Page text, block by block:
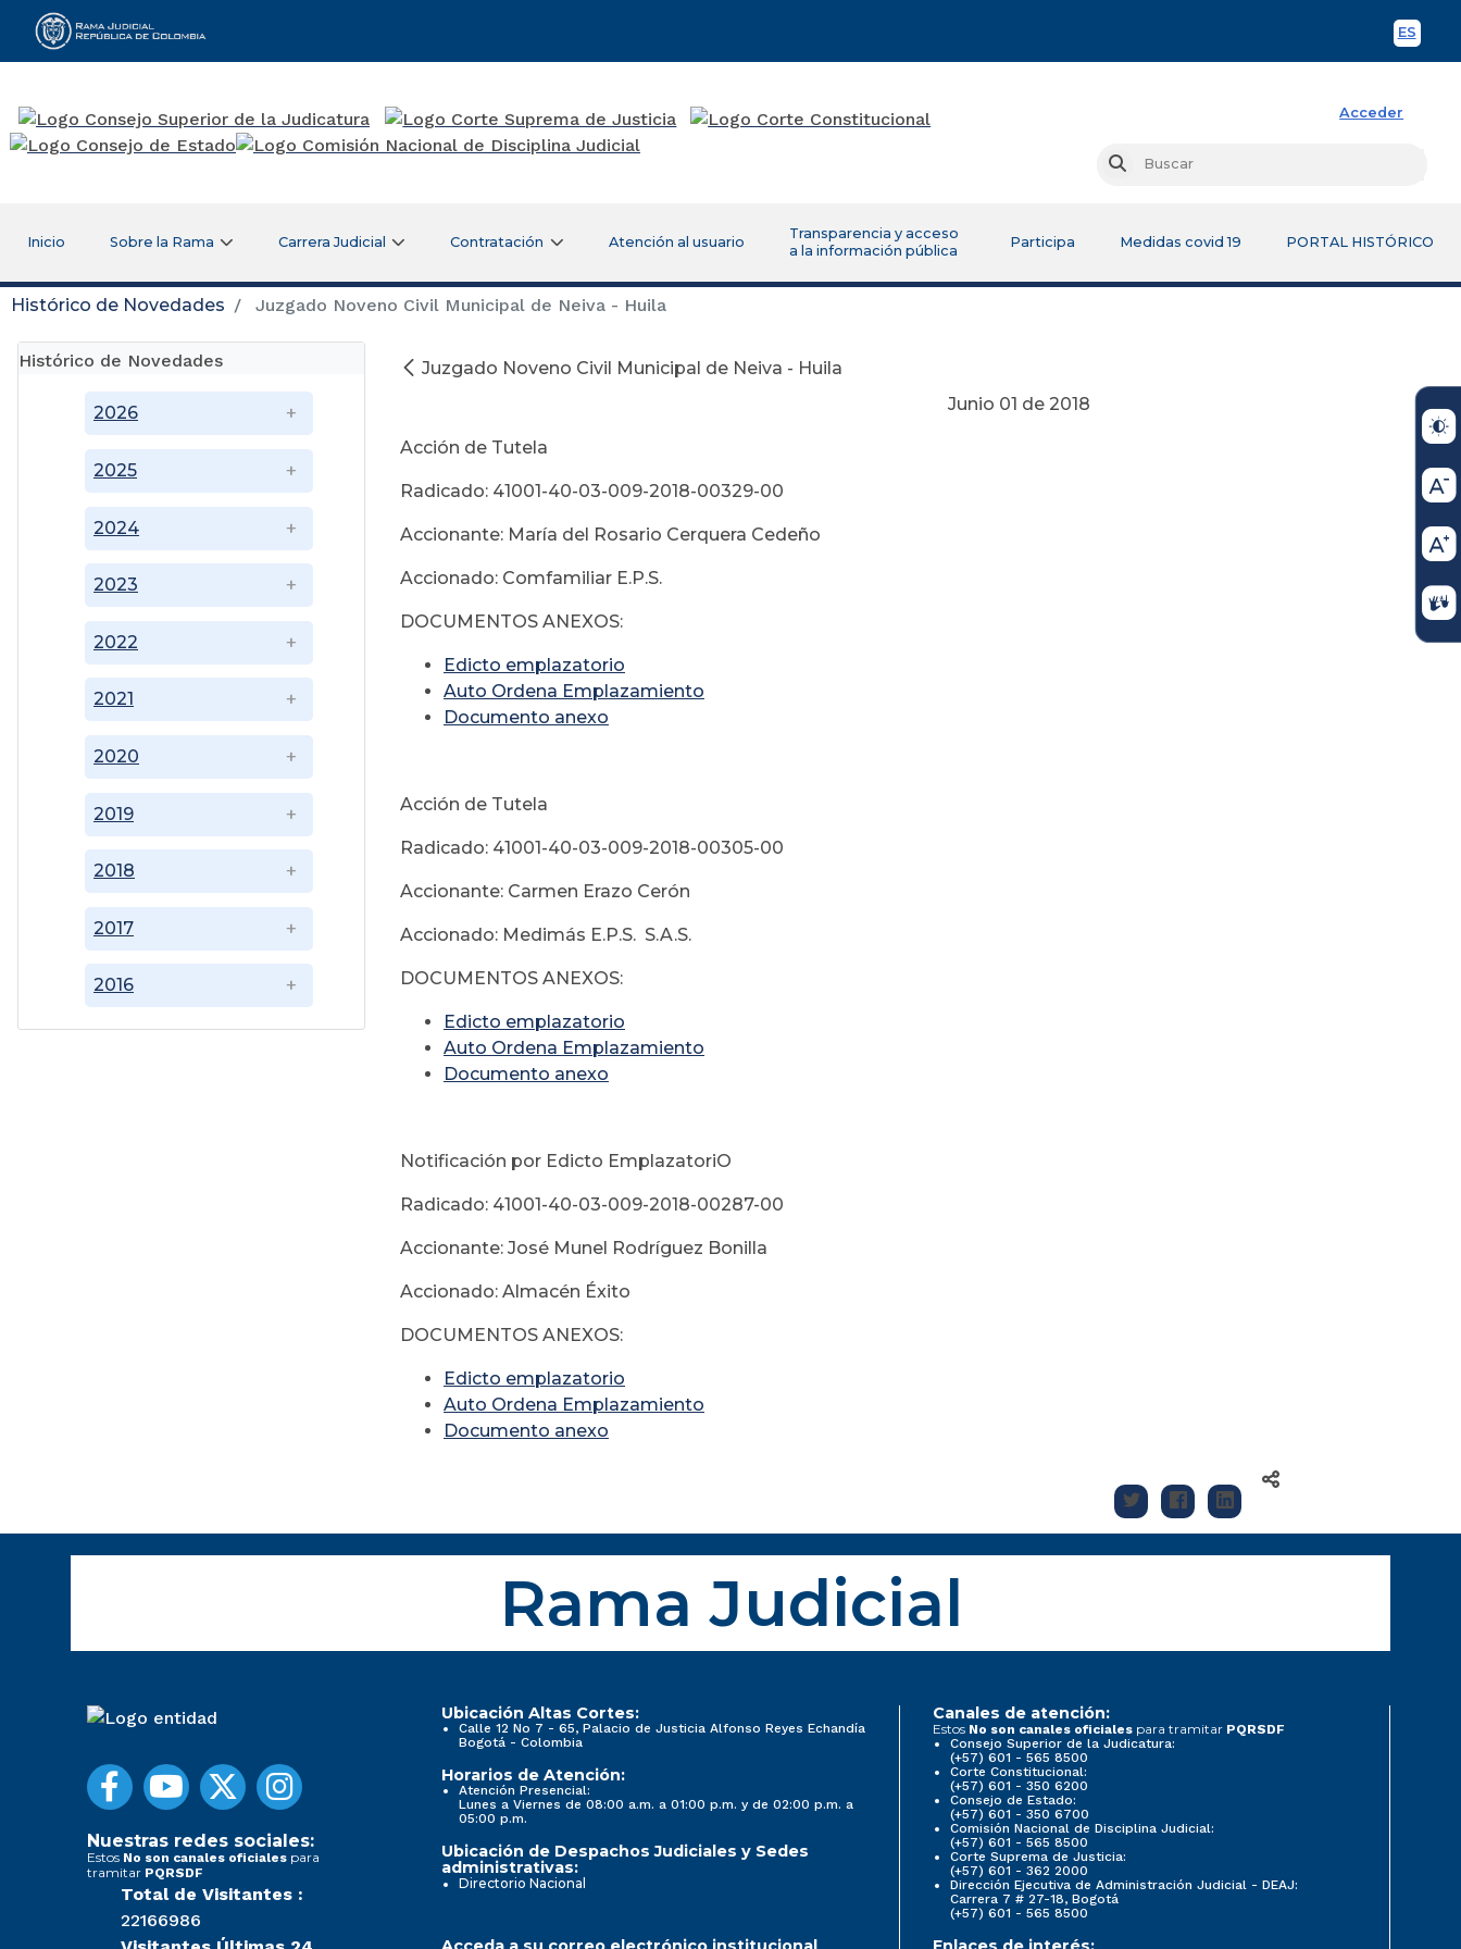
ES
Rama Judicial
Acceder
Buscar
Inicio Sobre la Rama Carrera Judicial Contratación Atención al usuario
Transparencia y acceso
a la información pública
Participa Medidas covid 19 PORTAL HISTÓRICO
Histórico de Novedades Juzgado Noveno Civil Municipal de Neiva - Huila
Histórico de Novedades
2016
2017
2018
2019
2020
2021
2022
2023
2024
2025
2026
Juzgado Noveno Civil Municipal de Neiva - Huila
Junio 01 de 2018
Acción de Tutela
Radicado: 41001-40-03-009-2018-00329-00
Accionante: María del Rosario Cerquera Cedeño
Accionado: Comfamiliar E.P.S.
DOCUMENTOS ANEXOS:
Edicto emplazatorio
Auto Ordena Emplazamiento
Documento anexo
Acción de Tutela
Radicado: 41001-40-03-009-2018-00305-00
Accionante: Carmen Erazo Cerón
Accionado: Medimás E.P.S. S.A.S.
DOCUMENTOS ANEXOS:
Edicto emplazatorio
Auto Ordena Emplazamiento
Documento anexo
Notificación por Edicto EmplazatoriO
Radicado: 41001-40-03-009-2018-00287-00
Accionante: José Munel Rodríguez Bonilla
Accionado: Almacén Éxito
DOCUMENTOS ANEXOS:
Edicto emplazatorio
Auto Ordena Emplazamiento
Documento anexo
Rama Judicial
Nuestras redes sociales:
Estos No son canales oficiales para
tramitar PQRSDF
Total de Visitantes :
22166986
Ubicación Altas Cortes:
Calle 12 No 7 - 65, Palacio de Justicia Alfonso Reyes Echandía
Bogotá - Colombia
Horarios de Atención:
Atención Presencial:
Lunes a Viernes de 08:00 a.m. a 01:00 p.m. y de 02:00 p.m. a
05:00 p.m.
Ubicación de Despachos Judiciales y Sedes
administrativas:
Directorio Nacional
Canales de atención:
Estos No son canales oficiales para tramitar PQRSDF
Consejo Superior de la Judicatura:
(+57) 601 - 565 8500
Corte Constitucional:
(+57) 601 - 350 6200
Consejo de Estado:
(+57) 601 - 350 6700
Comisión Nacional de Disciplina Judicial:
(+57) 601 - 565 8500
Corte Suprema de Justicia:
(+57) 601 - 362 2000
Dirección Ejecutiva de Administración Judicial - DEAJ:
Carrera 7 # 27-18, Bogotá
(+57) 601 - 565 8500